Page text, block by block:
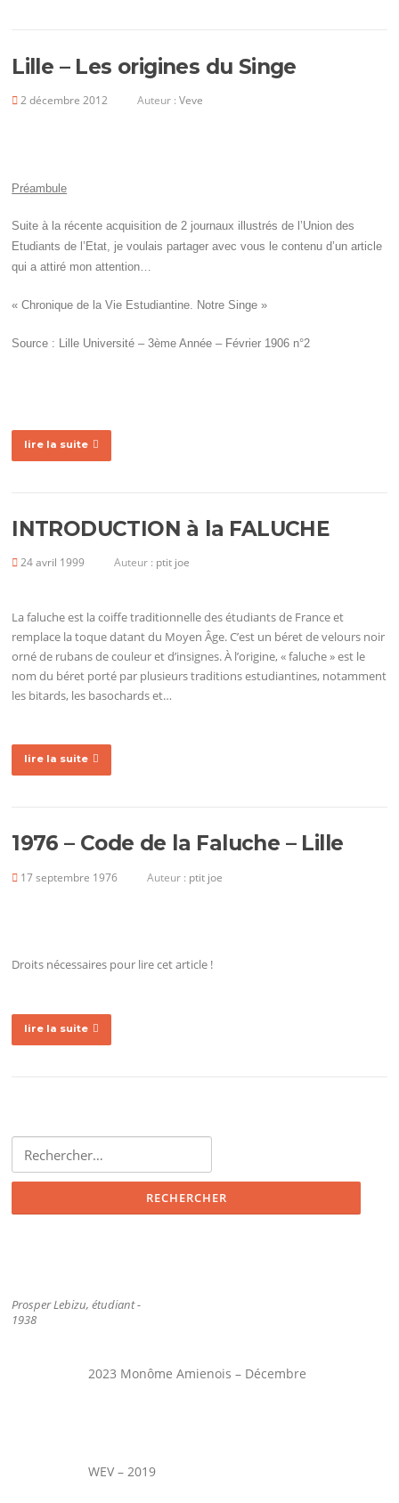
Lille – Les origines du Singe
2 décembre 2012 Auteur :Veve
Préambule
Suite à la récente acquisition de 2 journaux illustrés de l’Union des
Etudiants de l’Etat, je voulais partager avec vous le contenu d’un article
qui a attiré mon attention…
« Chronique de la Vie Estudiantine. Notre Singe »
Source : Lille Université – 3ème Année – Février 1906 n°2
lire la suite
INTRODUCTION à la FALUCHE
24 avril 1999 Auteur : ptit joe
La faluche est la coiffe traditionnelle des étudiants de France et
remplace la toque datant du Moyen Âge. C’est un béret de velours noir
orné de rubans de couleur et d’insignes. À l’origine, « faluche » est le
nom du béret porté par plusieurs traditions estudiantines, notamment
les bitards, les basochards et…
lire la suite
1976 – Code de la Faluche – Lille
17 septembre 1976 Auteur : ptit joe
Droits nécessaires pour lire cet article !
lire la suite
Prosper Lebizu, étudiant -
1938
2023 Monôme Amienois – Décembre
WEV – 2019